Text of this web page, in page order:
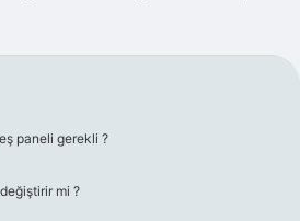
paneli gerekli ?
mi ?